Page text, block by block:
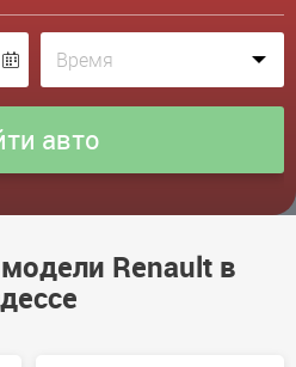
Renault в